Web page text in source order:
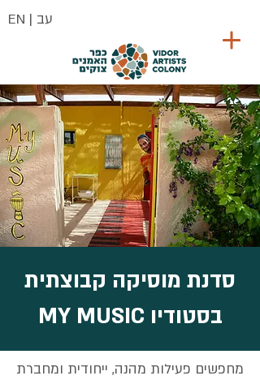
EN | עב
סדנת מוסיקה קבוצתית
בסטודיו MY MUSIC
מחפשים פעילות מהנה, ייחודית ומחברת